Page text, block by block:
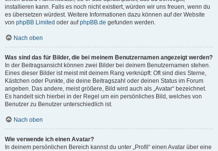
installieren kann. Falls es noch nicht existiert, würden wir uns freuen, wenn du
es übersetzen würdest. Weitere Informationen dazu können auf der Website
von phpBB Limited oder aufphpBB.de gefunden werden.
Nach oben
Was sind das für Bilder, die bei meinem Benutzernamen angezeigt werden?
In der Beitragsansicht können zwei Bilder bei deinem Benutzernamen stehen.
Eines dieser Bilder ist meist mit deinem Rang verknüpft: Oft sind dies Sterne,
Kästchen oder Punkte, die deine Beitragszahl oder deinen Status im Forum
angeben. Das andere, meist größere, Bild wird auch als „Avatar“ bezeichnet.
Es handelt sich hierbei in der Regel um ein persönliches Bild, welches von
Benutzer zu Benutzer unterschiedlich ist.
Nach oben
Wie verwende ich einen Avatar?
In deinem persönlichen Bereich kannst du unter „Profil“ einen Avatar über eine